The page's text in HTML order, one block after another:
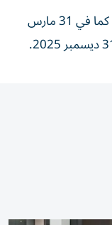
ارتفع إجمالي الأصول إلى 11.5 مليار درهم كما في 31 مارس